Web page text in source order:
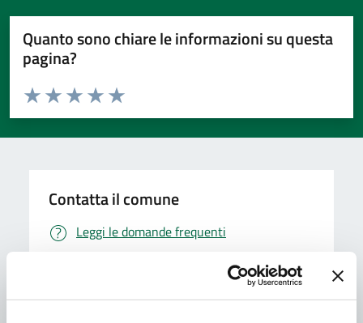
Quanto sono chiare le informazioni su questa
pagina?
Valuta da 1 a 5 stelle la pagina
Valuta 5 stelle su 5
Valuta 4 stelle su 5
Valuta 3 stelle su 5
Valuta 2 stelle su 5
Valuta 1 stelle su 5
Contatta il comune
Leggi le domande frequenti
Chiama il comune